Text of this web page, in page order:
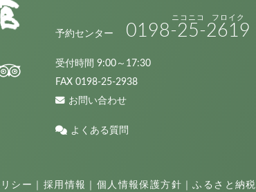
予約センター 0198-25-2619
受付時間 9:00～17:30
FAX 0198-25-2938
お問い合わせ
よくある質問
シー 採用情報 個人情報保護方針 ｜ふるさと納税